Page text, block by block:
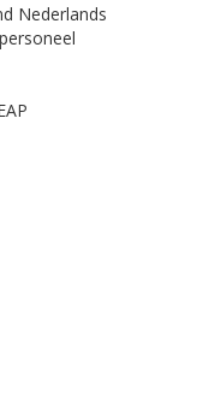
Nederlands